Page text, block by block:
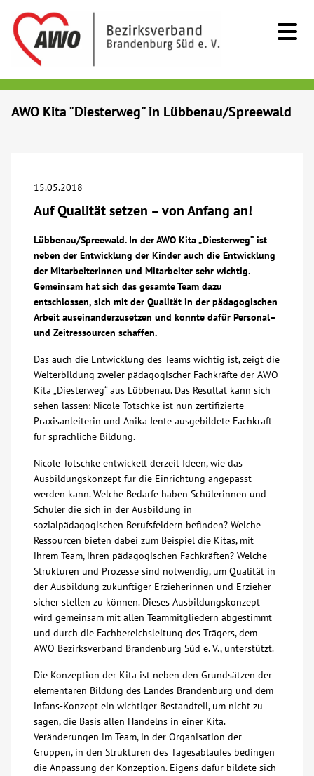
Beratung & Hilfe
Begegnung
Bildung
Über uns
Veranstaltungen
Spenden
Mitmachen
Karriere
Ausbildung
Glossar
Suche
AWO BB Süd
AWO Kita "Diesterweg" in Lübbenau/Spreewald
15.05.2018
Auf Qualität setzen – von Anfang an!
Lübbenau/Spreewald. In der AWO Kita „Diesterweg“ ist
neben der Entwicklung der Kinder auch die Entwicklung
der Mitarbeiterinnen und Mitarbeiter sehr wichtig.
Gemeinsam hat sich das gesamte Team dazu
entschlossen, sich mit der Qualität in der pädagogischen
Arbeit auseinanderzusetzen und konnte dafür Personal–
und Zeitressourcen schaffen.
Das auch die Entwicklung des Teams wichtig ist, zeigt die
Weiterbildung zweier pädagogischer Fachkräfte der AWO
Kita „Diesterweg“ aus Lübbenau. Das Resultat kann sich
sehen lassen: Nicole Totschke ist nun zertifizierte
Praxisanleiterin und Anika Jente ausgebildete Fachkraft
für sprachliche Bildung.
Nicole Totschke entwickelt derzeit Ideen, wie das
Ausbildungskonzept für die Einrichtung angepasst
werden kann. Welche Bedarfe haben Schülerinnen und
Schüler die sich in der Ausbildung in
sozialpädagogischen Berufsfeldern befinden? Welche
Ressourcen bieten dabei zum Beispiel die Kitas, mit
ihrem Team, ihren pädagogischen Fachkräften? Welche
Strukturen und Prozesse sind notwendig, um Qualität in
der Ausbildung zukünftiger Erzieherinnen und Erzieher
sicher stellen zu können. Dieses Ausbildungskonzept
wird gemeinsam mit allen Teammitgliedern abgestimmt
und durch die Fachbereichsleitung des Trägers, dem
AWO Bezirksverband Brandenburg Süd e. V., unterstützt.
Die Konzeption der Kita ist neben den Grundsätzen der
elementaren Bildung des Landes Brandenburg und dem
infans-Konzept ein wichtiger Bestandteil, um nicht zu
sagen, die Basis allen Handelns in einer Kita.
Veränderungen im Team, in der Organisation der
Gruppen, in den Strukturen des Tagesablaufes bedingen
die Anpassung der Konzeption. Eigens dafür bildete sich